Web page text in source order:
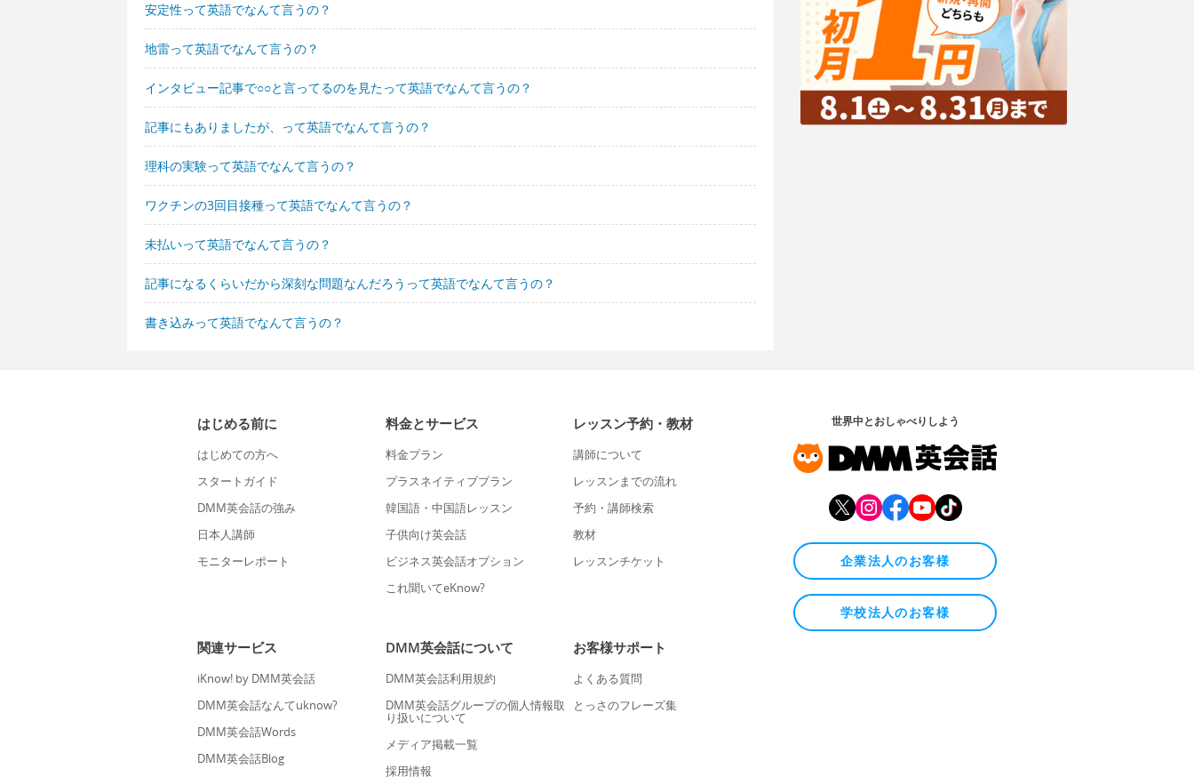
安定性って英語でなんて言うの？
地雷って英語でなんて言うの？
インタビュー記事で○○と言ってるのを見たって英語でなんて言うの？
記事にもありましたが、って英語でなんて言うの？
理科の実験って英語でなんて言うの？
ワクチンの3回目接種って英語でなんて言うの？
未払いって英語でなんて言うの？
記事になるくらいだから深刻な問題なんだろうって英語でなんて言うの？
書き込みって英語でなんて言うの？
はじめる前に
はじめての方へ
スタートガイド
DMM英会話の強み
日本人講師
モニターレポート
料金とサービス
料金プラン
プラスネイティブプラン
韓国語・中国語レッスン
子供向け英会話
ビジネス英会話オプション
これ聞いてeKnow?
レッスン予約・教材
講師について
レッスンまでの流れ
予約・講師検索
教材
レッスンチケット
関連サービス
iKnow! by DMM英会話
DMM英会話なんてuknow?
DMM英会話Words
DMM英会話Blog
DMM英会話について
DMM英会話利用規約
DMM英会話グループの個人情報取
り扱いについて
メディア掲載一覧
採用情報
お客様サポート
よくある質問
とっさのフレーズ集
世界中とおしゃべりしよう
企業法人のお客様
学校法人のお客様